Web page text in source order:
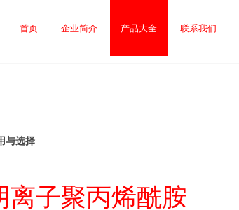
首页 企业简介 产品大全 联系我们
与选择
离子聚丙烯酰胺